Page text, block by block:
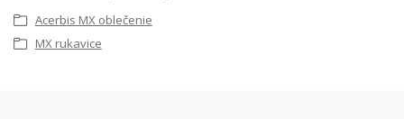
Acerbis MX oblečenie
MX rukavice